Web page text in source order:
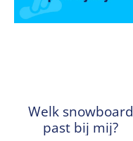
Welk snowboard
past bij mij?